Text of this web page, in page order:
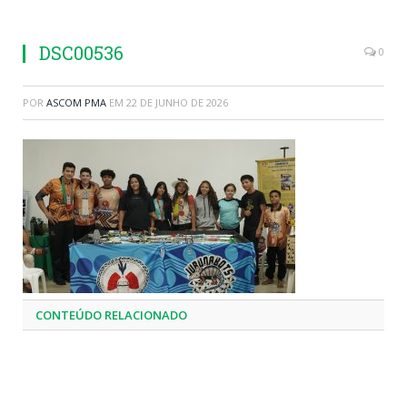
DSC00536 0
POR ASCOM PMA EM 22 DE JUNHO DE 2026
CONTEÚDO RELACIONADO